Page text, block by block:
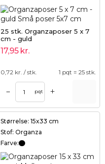
25 stk. Organzaposer 5 x 7
cm - guld
17,95 kr.
0,72 kr. / stk. 1 pqt = 25 stk.
– pqt +
Størrelse: 15x33 cm
Stof: Organza
Farve: